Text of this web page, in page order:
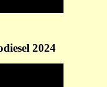
2024